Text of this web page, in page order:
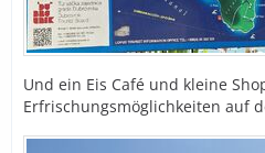
Und ein Eis Café und kleine
Erfrischungsmöglichkeiten auf